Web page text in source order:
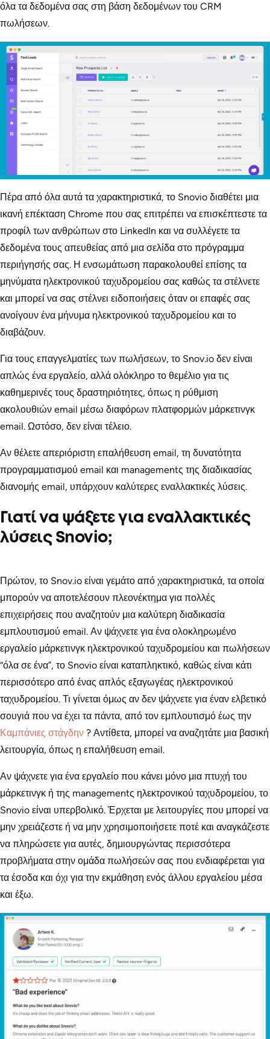
όλα τα δεδομένα σας στη βάση δεδομένων του CRM
πωλήσεων.
Πέρα από όλα αυτά τα χαρακτηριστικά, το Snovio διαθέτει μια
ικανή επέκταση Chrome που σας επιτρέπει να επισκέπτεστε τα
προφίλ των ανθρώπων στο LinkedIn και να συλλέγετε τα
δεδομένα τους απευθείας από μια σελίδα στο πρόγραμμα
περιήγησής σας. Η ενσωμάτωση παρακολουθεί επίσης τα
μηνύματα ηλεκτρονικού ταχυδρομείου σας καθώς τα στέλνετε
και μπορεί να σας στέλνει ειδοποιήσεις όταν οι επαφές σας
ανοίγουν ένα μήνυμα ηλεκτρονικού ταχυδρομείου και το
διαβάζουν.
Για τους επαγγελματίες των πωλήσεων, το Snov.io δεν είναι
απλώς ένα εργαλείο, αλλά ολόκληρο το θεμέλιο για τις
καθημερινές τους δραστηριότητες, όπως η ρύθμιση
ακολουθιών email μέσω διαφόρων πλατφορμών μάρκετινγκ
email. Ωστόσο, δεν είναι τέλειο.
Αν θέλετε απεριόριστη επαλήθευση email, τη δυνατότητα
προγραμματισμού email και managementς της διαδικασίας
διανομής email, υπάρχουν καλύτερες εναλλακτικές λύσεις.
Γιατί να ψάξετε για εναλλακτικές
λύσεις Snovio;
Πρώτον, το Snov.io είναι γεμάτο από χαρακτηριστικά, τα οποία
μπορούν να αποτελέσουν πλεονέκτημα για πολλές
επιχειρήσεις που αναζητούν μια καλύτερη διαδικασία
εμπλουτισμού email. Αν ψάχνετε για ένα ολοκληρωμένο
εργαλείο μάρκετινγκ ηλεκτρονικού ταχυδρομείου και πωλήσεων
“όλα σε ένα”, το Snovio είναι καταπληκτικό, καθώς είναι κάτι
περισσότερο από ένας απλός εξαγωγέας ηλεκτρονικού
ταχυδρομείου. Τι γίνεται όμως αν δεν ψάχνετε για έναν ελβετικό
σουγιά που να έχει τα πάντα, από τον εμπλουτισμό έως την
Καμπάνιες στάγδην ? Αντίθετα, μπορεί να αναζητάτε μια βασική
λειτουργία, όπως η επαλήθευση email.
Αν ψάχνετε για ένα εργαλείο που κάνει μόνο μια πτυχή του
μάρκετινγκ ή της managementς ηλεκτρονικού ταχυδρομείου, το
Snovio είναι υπερβολικό. Έρχεται με λειτουργίες που μπορεί να
μην χρειάζεστε ή να μην χρησιμοποιήσετε ποτέ και αναγκάζεστε
να πληρώσετε για αυτές, δημιουργώντας περισσότερα
προβλήματα στην ομάδα πωλήσεών σας που ενδιαφέρεται για
τα έσοδα και όχι για την εκμάθηση ενός άλλου εργαλείου μέσα
και έξω.